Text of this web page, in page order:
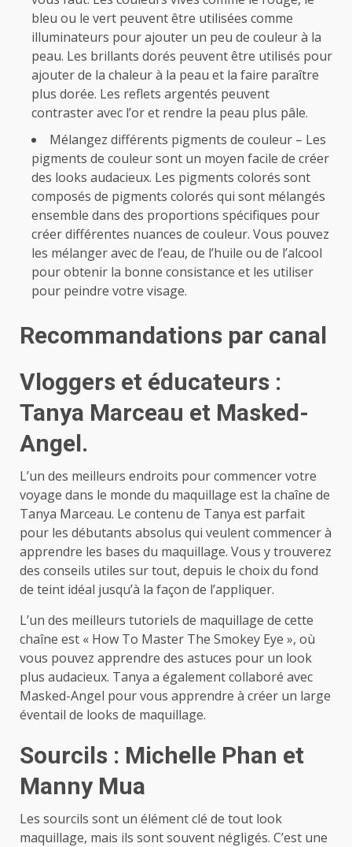
bleu ou le vert peuvent être utilisées comme
illuminateurs pour ajouter un peu de couleur à la
peau. Les brillants dorés peuvent être utilisés pour
ajouter de la chaleur à la peau et la faire paraître
plus dorée. Les reflets argentés peuvent
contraster avec l’or et rendre la peau plus pâle.
Mélangez différents pigments de couleur – Les
pigments de couleur sont un moyen facile de créer
des looks audacieux. Les pigments colorés sont
composés de pigments colorés qui sont mélangés
ensemble dans des proportions spécifiques pour
créer différentes nuances de couleur. Vous pouvez
les mélanger avec de l’eau, de l’huile ou de l’alcool
pour obtenir la bonne consistance et les utiliser
pour peindre votre visage.
Recommandations par canal
Vloggers et éducateurs :
Tanya Marceau et Masked-
Angel.
L’un des meilleurs endroits pour commencer votre
voyage dans le monde du maquillage est la chaîne de
Tanya Marceau. Le contenu de Tanya est parfait
pour les débutants absolus qui veulent commencer à
apprendre les bases du maquillage. Vous y trouverez
des conseils utiles sur tout, depuis le choix du fond
de teint idéal jusqu’à la façon de l’appliquer.
L’un des meilleurs tutoriels de maquillage de cette
chaîne est « How To Master The Smokey Eye », où
vous pouvez apprendre des astuces pour un look
plus audacieux. Tanya a également collaboré avec
Masked-Angel pour vous apprendre à créer un large
éventail de looks de maquillage.
Sourcils : Michelle Phan et
Manny Mua
Les sourcils sont un élément clé de tout look
maquillage, mais ils sont souvent négligés. C’est une